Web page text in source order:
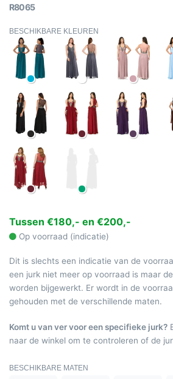
R8065
BESCHIKBARE KLEUREN
Tussen €180,- en €200,-
Op voorraad (indicatie)
Dit is slechts een indicatie van de
een jurk niet meer op voorraad is maar
worden bijgewerkt. Er wordt in de
gehouden met de verschillende maten.
Komt u van ver voor een specifieke jurk?
naar de winkel om te controleren of de
BESCHIKBARE MATEN